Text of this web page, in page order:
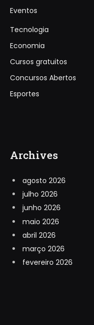
Eventos
Tecnologia
Economia
Cursos gratuitos
Concursos Abertos
Esportes
Archives
agosto 2026
julho 2026
junho 2026
maio 2026
abril 2026
março 2026
fevereiro 2026